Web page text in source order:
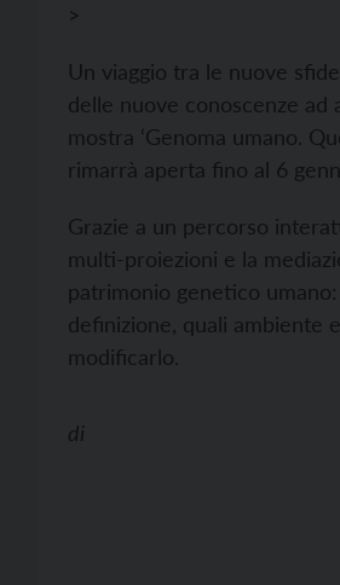
>
Un viaggio tra le nuove
delle nuove conoscenze ad
mostra ‘Genoma umano.
rimarrà aperta fino al 6
Grazie a un percorso
multi-proiezioni e la
patrimonio genetico
definizione, quali ambiente
modificarlo.
di